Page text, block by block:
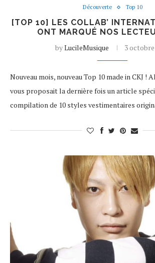
Découverte Top 10
[TOP 10] LES COLLAB’
ONT MARQUÉ NOS
byLucileMusique 3 octobre
Nouveau mois, nouveau Top 10 made in CKJ !
vous proposait la dernière fois un article
compilation de 10 styles vestimentaires